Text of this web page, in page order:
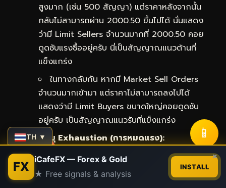
สูงมาก (เช่น 500 สัญญา) แต่ราคาหลังจากนั้น
กลับไม่สามารถผ่าน 2000.50 ขึ้นไปได้ นั่นแสดง
ว่ามี Limit Sellers จำนวนมากที่ 2000.50 คอย
ดูดซับแรงซื้ออยู่ครับ นี่เป็นสัญญาณแนวต้านที่
แข็งแกร่ง
ในทางกลับกัน หากมี Market Sell Orders
จำนวนมากเข้ามา แต่ราคาไม่สามารถลงไปได้
แสดงว่ามี Limit Buyers ขนาดใหญ่คอยดูดซับ
อยู่ครับ เป็นสัญญาณแนวรับที่แข็งแกร่ง
การระบุ Exhaustion (การหมดแรง):
เกิดขึ้นเมื่อราคากำลังเคลื่อนที่ไปในทิศทางหนึ่ง
อย่างรุนแรง (มี Market Orders จำนวนมาก)
แต่เมื่อถึงจุดหนึ่ง Market Orders เหล่านั้นเริ่ม
TH ▼ 📱
FX iCafeFX — Forex & Gold
★ Free signals & analysis
INSTALL
×
Contact us
Open